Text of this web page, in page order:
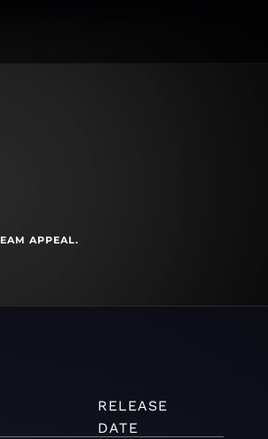
APPEAL.
RELEASE
DATE